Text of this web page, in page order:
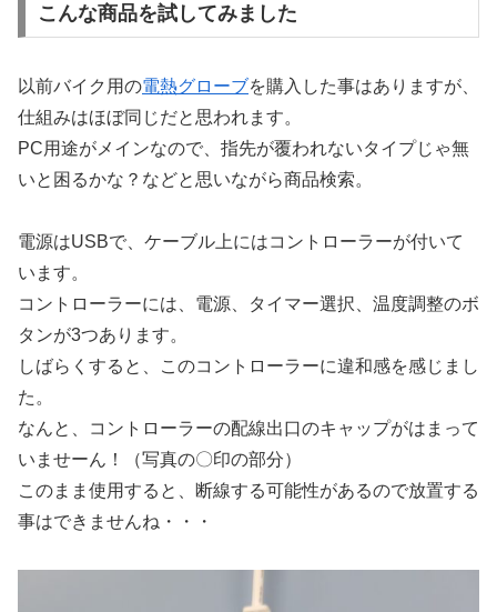
こんな商品を試してみました
以前バイク用の電熱グローブを購入した事はありますが、
仕組みはほぼ同じだと思われます。
PC用途がメインなので、指先が覆われないタイプじゃ無
いと困るかな？などと思いながら商品検索。
電源はUSBで、ケーブル上にはコントローラーが付いて
います。
コントローラーには、電源、タイマー選択、温度調整のボ
タンが3つあります。
しばらくすると、このコントローラーに違和感を感じまし
た。
なんと、コントローラーの配線出口のキャップがはまって
いませーん！（写真の〇印の部分）
このまま使用すると、断線する可能性があるので放置する
事はできませんね・・・